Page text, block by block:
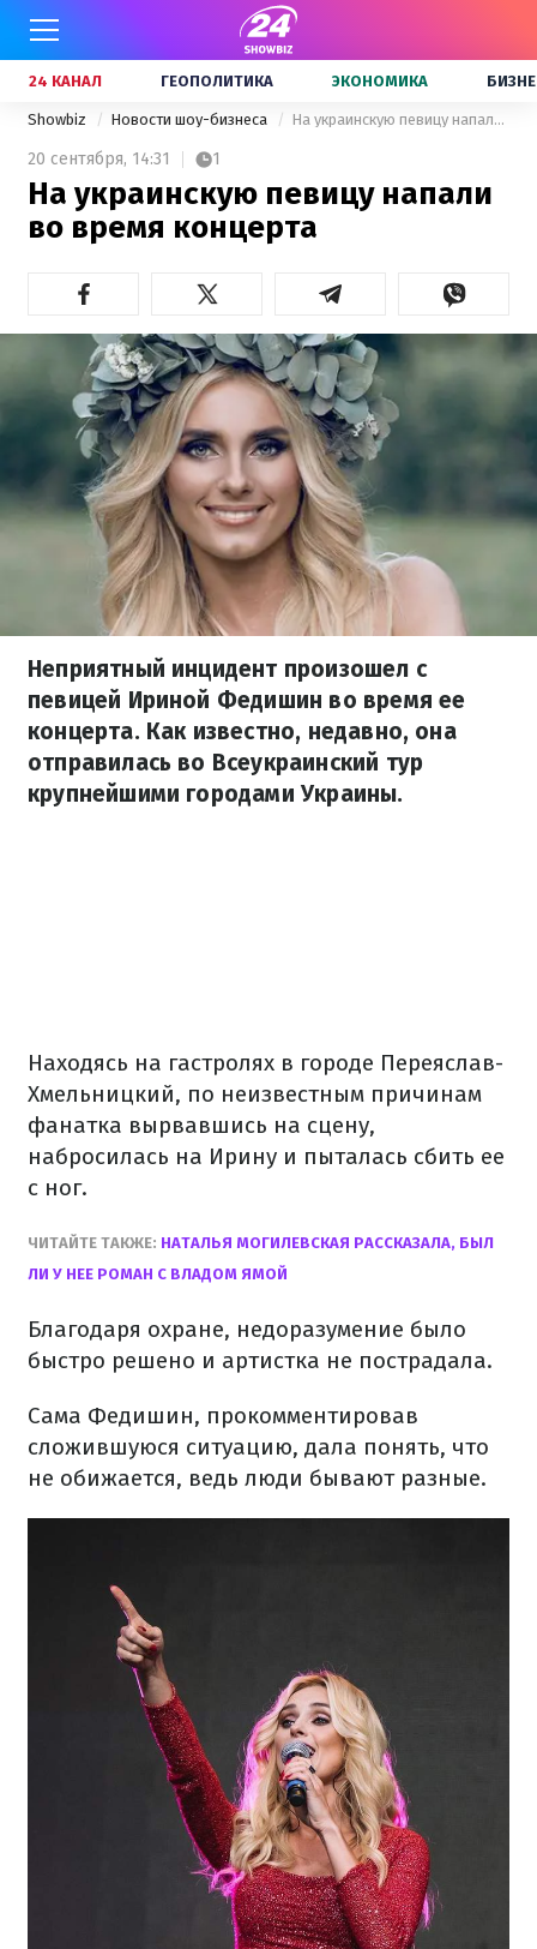
24 КАНАЛ ГЕОПОЛИТИКА ЭКОНОМИКА
Showbiz Новости шоу-бизнеса На украинскую певицу напали во время концерта
20 сентября, 14:31 1
На украинскую певицу напали
во время концерта
Неприятный инцидент произошел с
певицей Ириной Федишин во время ее
концерта. Как известно, недавно, она
отправилась во Всеукраинский тур
крупнейшими городами Украины.
Находясь на гастролях в городе Переяслав-
Хмельницкий, по неизвестным причинам
фанатка вырвавшись на сцену,
набросилась на Ирину и пыталась сбить ее
с ног.
ЧИТАЙТЕ ТАКЖЕ: НАТАЛЬЯ МОГИЛЕВСКАЯ РАССКАЗАЛА, БЫЛ
ЛИ У НЕЕ РОМАН С ВЛАДОМ ЯМОЙ
Благодаря охране, недоразумение было
быстро решено и артистка не пострадала.
Сама Федишин, прокомментировав
сложившуюся ситуацию, дала понять, что
не обижается, ведь люди бывают разные.